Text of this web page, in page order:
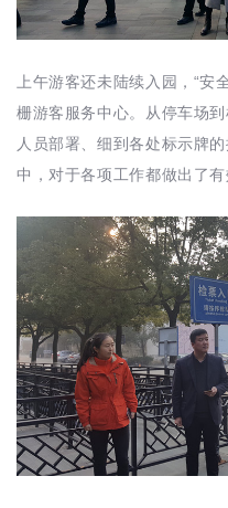
上午游客还未陆续入园，“安
栅游客服务中心。从停车场
人员部署、细到各处标示牌
中，对于各项工作都做出了有